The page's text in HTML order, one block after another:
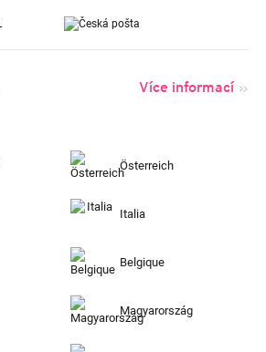
Více informací
Österreich
Italia
Belgique
Magyarország